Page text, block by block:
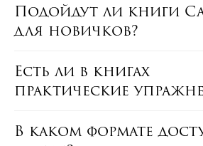
Подойдут ли книги
для новичков?
Есть ли в книгах
практические
В каком формате